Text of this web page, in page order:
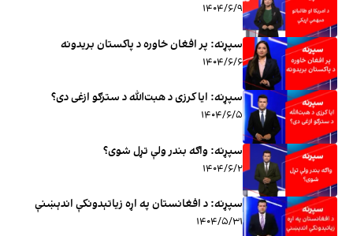
۱۴۰۴/۶/۹
سپړنه: پر افغان خاوره د پاکستان بریدونه
۱۴۰۴/۶/۶
سپړنه: ایا کرزی د هبت‌الله د سترګو ازغی دی؟
۱۴۰۴/۶/۵
سپړنه: واګه بندر ولې تړل شوی؟
۱۴۰۴/۶/۲
سپړنه: د افغانستان په اړه زیاتېدونکې اندېښنې
۱۴۰۴/۵/۳۱